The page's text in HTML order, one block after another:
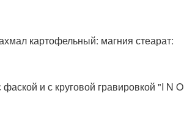
картофельный: магния стеарат:
и с круговой гравировкой "I N O